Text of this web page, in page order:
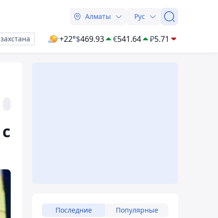
Алматы Рус
+22°$469.93 €541.64 ₽5.71
Последние Популярные